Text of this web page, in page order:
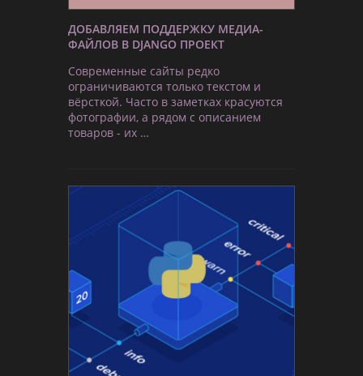
ДОБАВЛЯЕМ ПОДДЕРЖКУ МЕДИА-
ФАЙЛОВ В DJANGO ПРОЕКТ
Современные сайты редко
ограничиваются только текстом и
вёрсткой. Часто в заметках красуются
фотографии, а рядом с описанием
товаров - их …